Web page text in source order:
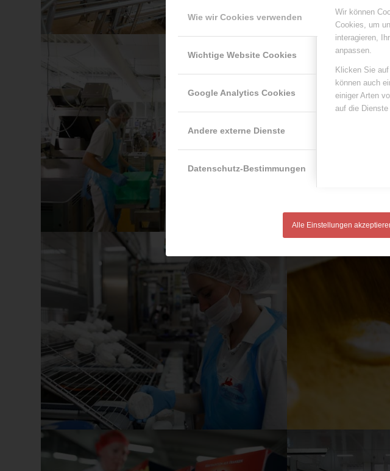
Wie wir Cookies verwenden
Wichtige Website Cookies
Google Analytics Cookies
Andere externe Dienste
Datenschutz-Bestimmungen
Wir können
Cookies, um
interagieren,
anpassen.
Klicken Sie
können auch
einiger Arten
auf die Dienste
Alle Einstellungen